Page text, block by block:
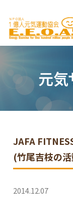
元気
JAFA
(竹尾吉枝の活
2014.12.07